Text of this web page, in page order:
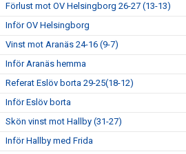
Förlust mot OV Helsingborg 26-27 (13-13)
Inför OV Helsingborg
Vinst mot Aranäs 24-16 (9-7)
Inför Aranäs hemma
Referat Eslöv borta 29-25(18-12)
Inför Eslöv borta
Skön vinst mot Hallby (31-27)
Inför Hallby med Frida